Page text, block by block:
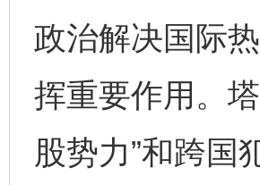
政治解决国际
挥重要作用。
股势力”和跨国